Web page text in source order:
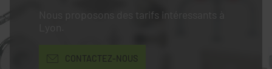
Nous proposons des tarifs intéressants à
CONTACTEZ-NOUS